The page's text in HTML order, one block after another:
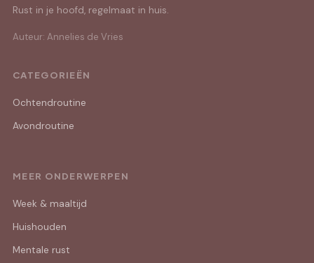
Rust in je hoofd, regelmaat in huis.
Auteur: Annelies de Vries
CATEGORIEËN
Ochtendroutine
Avondroutine
MEER ONDERWERPEN
Week & maaltijd
Huishouden
Mentale rust